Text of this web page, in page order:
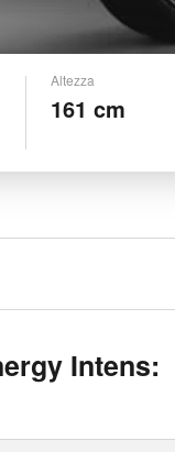
Altezza
161 cm
Intens: